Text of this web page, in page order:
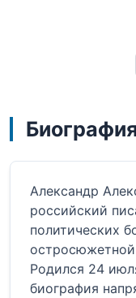
Александр
российский
политических
Родился 24
биография